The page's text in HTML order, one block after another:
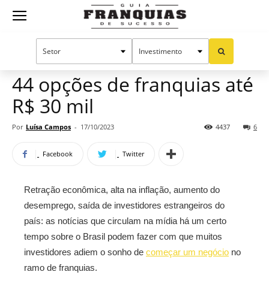
Guia
Oportunidades e tendências
44 opções de franquias até
R$ 30 mil
Por Luísa Campos - 17/10/2023 6
4437
Facebook Twitter
Retração econômica, alta na inflação, aumento do
desemprego, saída de investidores estrangeiros do
país: as notícias que circulam na mídia há um certo
tempo sobre o Brasil podem fazer com que muitos
investidores adiem o sonho de começar um negócio no
ramo de franquias.